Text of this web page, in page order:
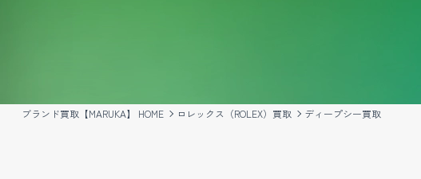
ブランド買取【MARUKA】 HOME ロレックス（ROLEX）買取 ディープシー買取